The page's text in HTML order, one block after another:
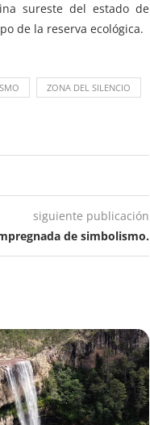
sureste del estado de
de la reserva ecológica.
ZONA DEL SILENCIO
siguiente publicación
de simbolismo.